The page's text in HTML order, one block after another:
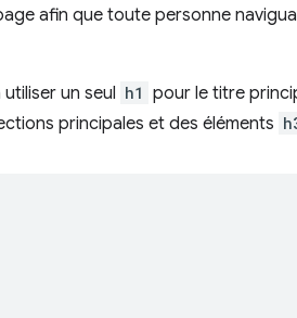
afin que toute personne
un seul h1 pour le titre
principales et des éléments